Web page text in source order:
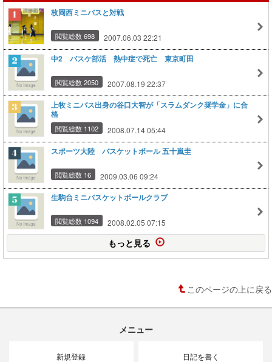
枚岡西ミニバスと対戦
閲覧総数 698 2007.06.03 22:21
中2 バスケ部活 熱中症で死亡 東京町田
閲覧総数 2050 2007.08.19 22:37
上牧ミニバス出身の谷口大智が「スラムダンク奨学金」に合
格
閲覧総数 1102 2008.07.14 05:44
スポーツ大陸 バスケットボール 五十嵐圭
閲覧総数 16 2009.03.06 09:24
生駒台ミニバスケットボールクラブ
閲覧総数 1094 2008.02.05 07:15
もっと見る
このページの上に戻る
メニュー
新規登録 日記を書く